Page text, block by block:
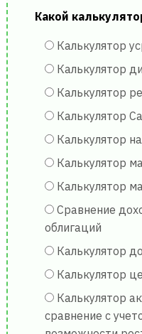
Какой
Калькулятор
Калькулятор
Калькулятор
Калькулятор
Калькулятор
Калькулятор
Калькулятор
Сравнение
облигаций
Калькулятор
Калькулятор
Калькулятор
сравнение с